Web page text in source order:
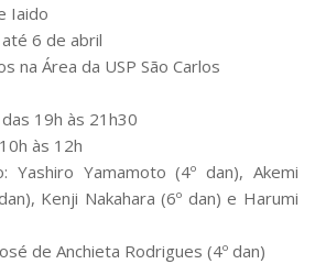
Iaido
6 de abril
na Área da USP São Carlos
19h às 21h30
às 12h
Yashiro Yamamoto (4º dan), Akemi
Kenji Nakahara (6º dan) e Harumi
de Anchieta Rodrigues (4º dan)